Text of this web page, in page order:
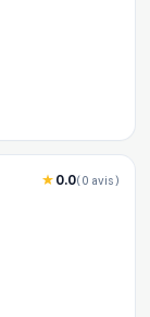
0.0(0 avis)